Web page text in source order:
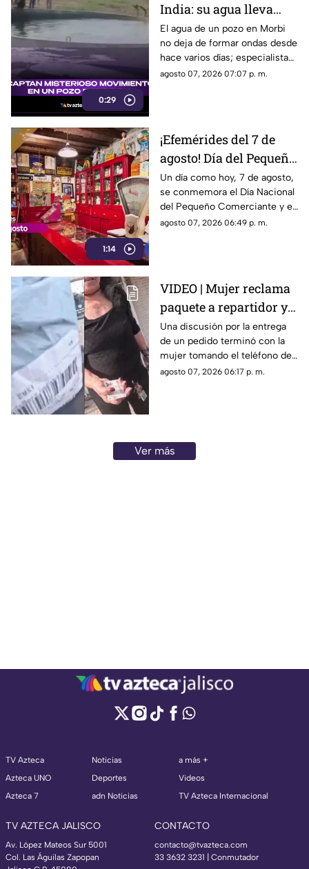
0:29
India: su agua lleva
días en movimiento y
nadie sabe aún por qué
El agua de un pozo en Morbi
no deja de formar ondas desde
hace varios días; especialistas
ya investigan qué ocurre bajo
agosto 07, 2026 07:07 p. m.
1:14
¡Efemérides del 7 de
agosto! Día del Pequeño
Comerciante
Un día como hoy, 7 de agosto,
se conmemora el Día Nacional
del Pequeño Comerciante y el
inicio de la construcción del
agosto 07, 2026 06:49 p. m.
VIDEO | Mujer reclama
paquete a repartidor y
termina robándole su
celular
Una discusión por la entrega
de un pedido terminó con la
mujer tomando el teléfono del
trabajador, quien utilizaba el
agosto 07, 2026 06:17 p. m.
Ver más
TV Azteca
Azteca UNO
Azteca 7
Noticias
Deportes
adn Noticias
a más +
Videos
TV Azteca Internacional
TV AZTECA JALISCO
Av. López Mateos Sur 5001
Col. Las Águilas Zapopan
CONTACTO
contacto@tvazteca.com
33 3632 3231 | Conmutador